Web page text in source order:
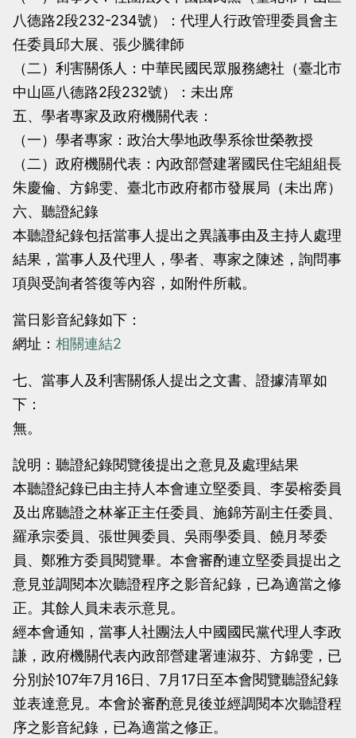
八德路2段232-234號）：代理人行政管理委員會主
任委員邱大展、張少騰律師
（二）利害關係人：中華民國民眾服務總社（臺北市
中山區八德路2段232號）：未出席
五、學者專家及政府機關代表：
（一）學者專家：政治大學地政學系徐世榮教授
（二）政府機關代表：內政部營建署國民住宅組組長
朱慶倫、方錦雯、臺北市政府都市發展局（未出席）
六、聽證紀錄
本聽證紀錄包括當事人提出之異議事由及主持人處理
結果，當事人及代理人，學者、專家之陳述，詢問事
項與受詢者答復等內容，如附件所載。
當日影音紀錄如下：
網址： 相關連結2
七、當事人及利害關係人提出之文書、證據清單如
下：
無。
說明：聽證紀錄閱覽後提出之意見及處理結果
本聽證紀錄已由主持人本會連立堅委員、李晏榕委員
及出席聽證之林峯正主任委員、施錦芳副主任委員、
羅承宗委員、張世興委員、吳雨學委員、饒月琴委
員、鄭雅方委員閱覽畢。本會審酌連立堅委員提出之
意見並調閱本次聽證程序之影音紀錄，已為適當之修
正。其餘人員未表示意見。
經本會通知，當事人社團法人中國國民黨代理人李政
謙，政府機關代表內政部營建署連淑芬、方錦雯，已
分別於107年7月16日、7月17日至本會閱覽聽證紀錄
並表達意見。本會於審酌意見後並經調閱本次聽證程
序之影音紀錄，已為適當之修正。